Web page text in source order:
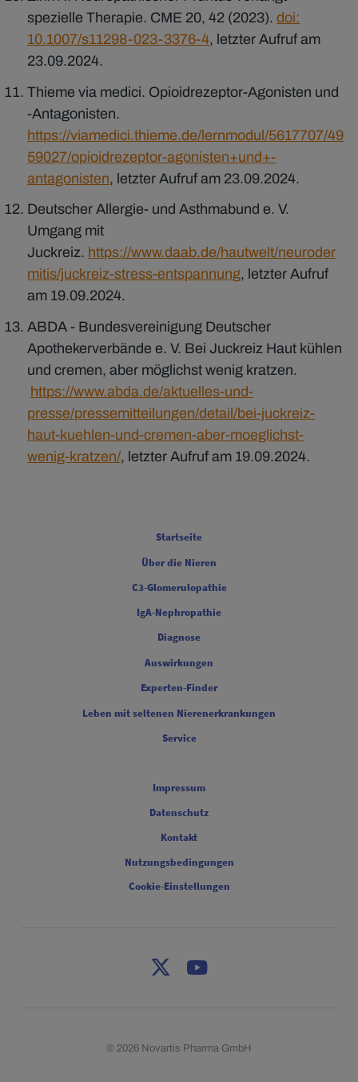
spezielle Therapie. CME 20, 42 (2023).doi:
10.1007/s11298-023-3376-4, letzter Aufruf am
23.09.2024.
Thieme via medici. Opioidrezeptor-Agonisten und
-Antagonisten.
https://viamedici.thieme.de/lernmodul/5617707/49
59027/opioidrezeptor-agonisten+und+-
antagonisten, letzter Aufruf am 23.09.2024.
Deutscher Allergie- und Asthmabund e. V.
Umgang mit
Juckreiz. https://www.daab.de/hautwelt/neuroder
mitis/juckreiz-stress-entspannung, letzter Aufruf
am 19.09.2024.
ABDA - Bundesvereinigung Deutscher
Apothekerverbände e. V. Bei Juckreiz Haut kühlen
und cremen, aber möglichst wenig kratzen.
https://www.abda.de/aktuelles-und-
presse/pressemitteilungen/detail/bei-juckreiz-
haut-kuehlen-und-cremen-aber-moeglichst-
wenig-kratzen/, letzter Aufruf am 19.09.2024.
Startseite
Über die Nieren
C3-Glomerulopathie
IgA-Nephropathie
Diagnose
Auswirkungen
Experten-Finder
Leben mit seltenen Nierenerkrankungen
Service
Impressum
Datenschutz
Kontakt
Nutzungsbedingungen
Cookie-Einstellungen
© 2026 Novartis Pharma GmbH